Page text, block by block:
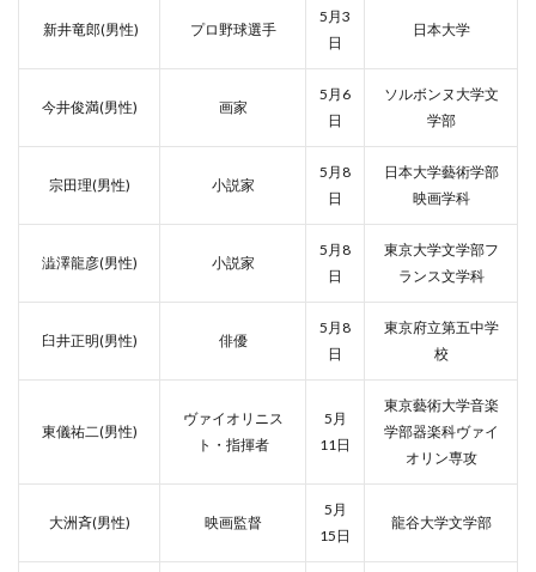
新井竜郎(男性) プロ野球選手
5月3
日
日本大学
今井俊満(男性) 画家
5月6
日
ソルボンヌ大学文
学部
宗田理(男性) 小説家
5月8
日
日本大学藝術学部
映画学科
澁澤龍彦(男性) 小説家
5月8
日
東京大学文学部フ
ランス文学科
臼井正明(男性) 俳優
5月8
日
東京府立第五中学
校
東儀祐二(男性)
ヴァイオリニス
ト・指揮者
5月
11日
東京藝術大学音楽
学部器楽科ヴァイ
オリン専攻
大洲斉(男性) 映画監督
5月
15日
龍谷大学文学部